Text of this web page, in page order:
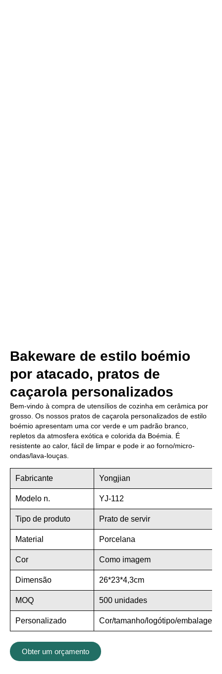
Bakeware de estilo boémio
por atacado, pratos de
caçarola personalizados
Bem-vindo à compra de utensílios de cozinha em cerâmica por
grosso. Os nossos pratos de caçarola personalizados de estilo
boémio apresentam uma cor verde e um padrão branco,
repletos da atmosfera exótica e colorida da Boémia. É
resistente ao calor, fácil de limpar e pode ir ao forno/micro-
ondas/lava-louças.
Fabricante Yongjian
Modelo n. YJ-112
Tipo de produto Prato de servir
Material Porcelana
Cor Como imagem
Dimensão 26*23*4,3cm
MOQ 500 unidades
Personalizado Cor/tamanho/logótipo/embalagem
Obter um orçamento